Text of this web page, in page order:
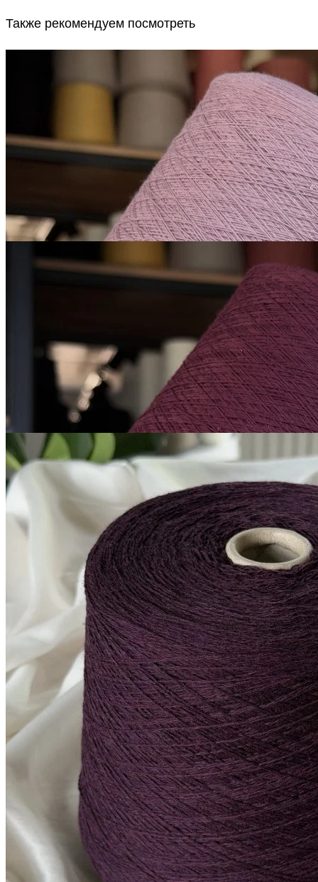
Также рекомендуем посмотреть
Микропайетки на
хлопке
хлопок 90%, пайетки 10%
1600 м/100 г
сиреневый
за 100 г
Купить
Микропайетки на
хлопке
хлопок 90%, пайетки 10%
850₽
за 100 г
G&G Filati
Millefili
кашемир 30%, меринос экстрафайн
суперджилонг 70%
750 м/100 гтёмно-баклажановый
1 050₽
за 100 г
Купить
Показать еще
© 2026 Filato Italiano
Мы в соцсетях
Мы используем файлы cookie,
чтобы улучшить работу сайта и предоставить вам
больше возможностей. Также, к сайту подключен сервис
веб аналитики Яндекс Метрика, использующий cookie.
Продолжая использовать сайт, вы соглашаетесь с
условиями использования cookie.
Согласен